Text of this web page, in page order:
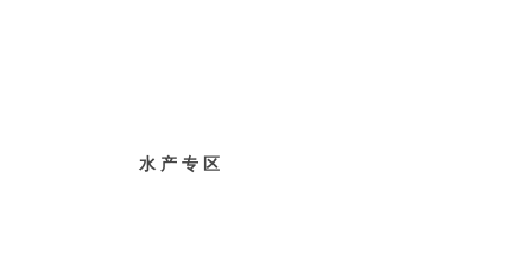
水 产 专 区